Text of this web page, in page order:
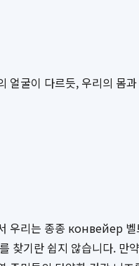
굴이 다르듯, 우리의 몸
우리는 종종 конвейер
찾기란 쉽지 않습니다. 만